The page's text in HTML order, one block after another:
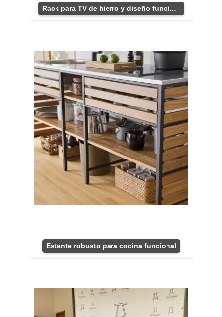
Rack para TV de hierro y diseño funcional
Estante robusto para cocina funcional